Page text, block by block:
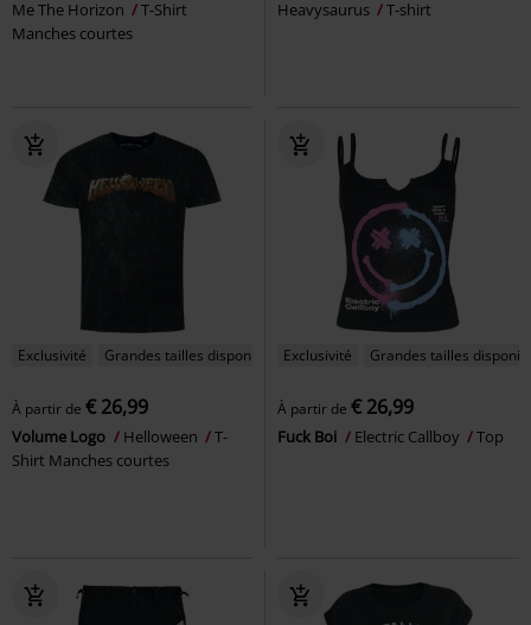
Me The Horizon
T-Shirt
Manches courtes
Heavysaurus T-shirt
Exclusivité Grandes tailles disponibles
À partir de € 26,99
Volume Logo Helloween
T-
Shirt Manches courtes
Exclusivité Grandes tailles
À partir de € 26,99
Fuck Boi Electric Callboy Top